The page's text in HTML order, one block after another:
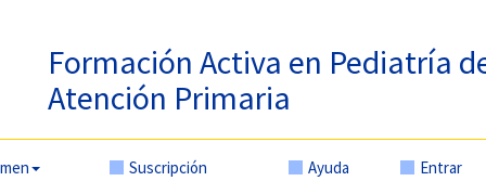
Formación Activa en Pediatría
Atención Primaria
Suscripción Ayuda Entrar